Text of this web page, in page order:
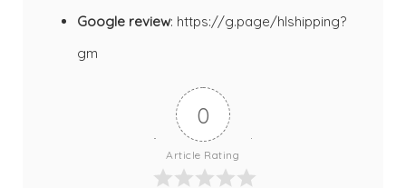
Google review: https://g.page/hlshipping?
gm
0
Article Rating